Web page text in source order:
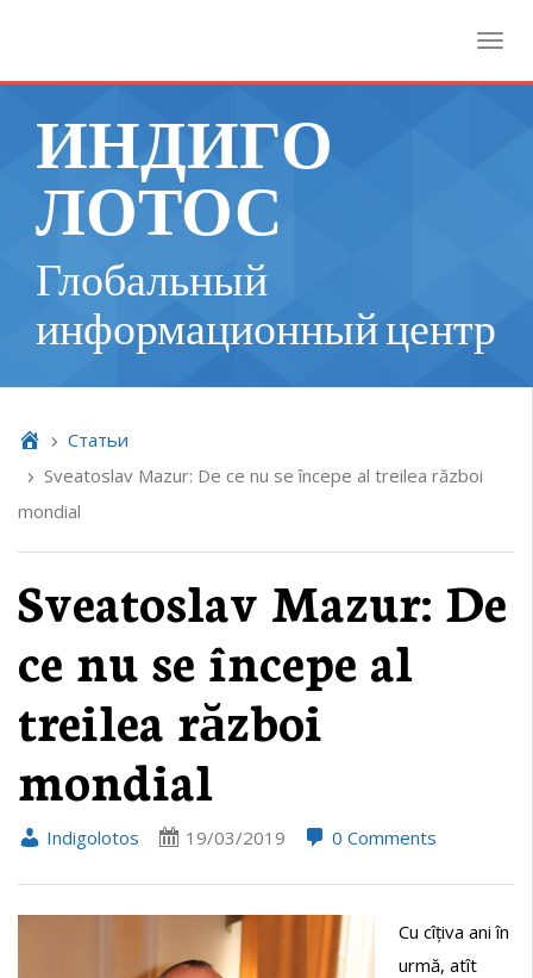
ИНДИГО
ЛОТОС
Глобальный
информационный центр
Cтатьи
Sveatoslav Mazur: De ce nu se începe al treilea război
mondial
Sveatoslav Mazur: De
ce nu se începe al
treilea război
mondial
Indigolotos 19/03/2019 0 Comments
Cu cîțiva ani în
urmă, atît